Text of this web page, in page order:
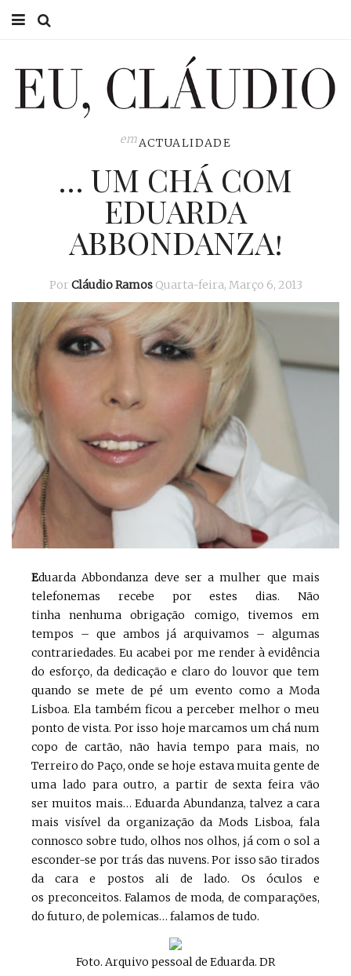
EU CLÁUDIO
ACTUALIDADE
emACTUALIDADE
… UM CHÁ COM
EDUARDA
ABBONDANZA!
Por Cláudio Ramos Quarta-feira, Março 6, 2013
Eduarda Abbondanza deve ser a mulher que mais
telefonemas recebe por estes dias. Não
tinha nenhuma obrigação comigo, tivemos em
tempos – que ambos já arquivamos – algumas
contrariedades. Eu acabei por me render à evidência
do esforço, da dedicação e claro do louvor que tem
quando se mete de pé um evento como a Moda
Lisboa. Ela também ficou a perceber melhor o meu
ponto de vista. Por isso hoje marcamos um chá num
copo de cartão, não havia tempo para mais, no
Terreiro do Paço, onde se hoje estava muita gente de
uma lado para outro, a partir de sexta feira vão
ser muitos mais… Eduarda Abundanza, talvez a cara
mais visível da organização da Mods Lisboa, fala
connosco sobre tudo, olhos nos olhos, já com o sol a
esconder-se por trás das nuvens. Por isso são tirados
da cara e postos ali de lado. Os óculos e
os preconceitos. Falamos de moda, de comparações,
do futuro, de polemicas… falamos de tudo.
Foto. Arquivo pessoal de Eduarda. DR